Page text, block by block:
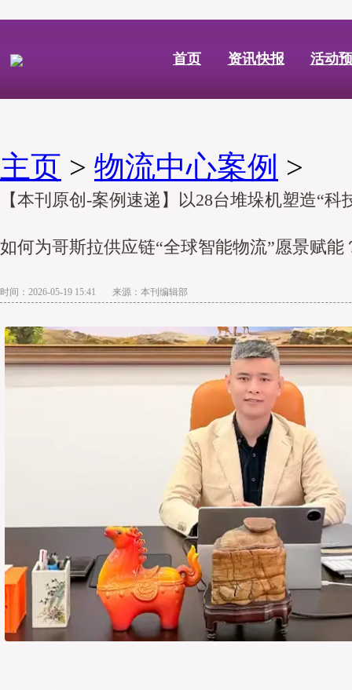
首页 资讯快报 活动
主页 > 物流中心案例 >
【本刊原创-案例速递】以28台堆垛机塑造“科
如何为哥斯拉供应链“全球智能物流”愿景赋能
时间：2026-05-19 15:41 来源：本刊编辑部